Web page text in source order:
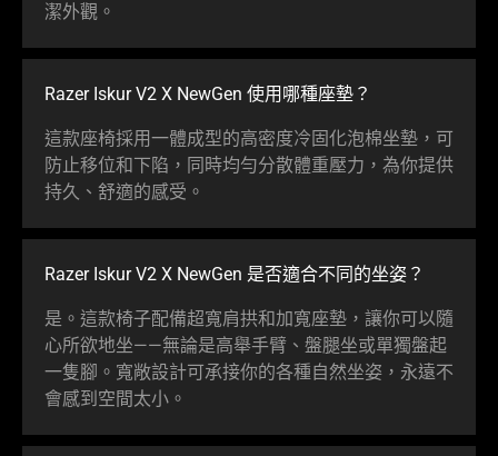
潔外觀 。
Razer Iskur V2 X NewGen 使用哪種座墊 ？
這款座椅採用一體成型的高密度冷固化泡棉坐墊，可
防止移位和下陷，同時均勻分散體重壓力，為你提供
持久、舒適的感受 。
Razer Iskur V2 X NewGen 是否適合不同的坐姿 ？
是。這款椅子配備超寬肩拱和加寬座墊，讓你可以隨
心所欲地坐——無論是高舉手臂、盤腿坐或單獨盤起
一隻腳。寬敞設計可承接你的各種自然坐姿，永遠不
會感到空間太小 。